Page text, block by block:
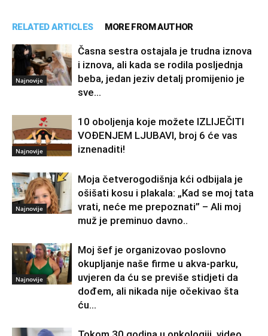
RELATED ARTICLES MORE FROM AUTHOR
Najnovije
Časna sestra ostajala je trudna iznova
i iznova, ali kada se rodila posljednja
beba, jedan jeziv detalj promijenio je
sve…
Najnovije
10 oboljenja koje možete IZLIJEČITI
VOĐENJEM LJUBAVI, broj 6 će vas
iznenaditi!
Najnovije
Moja četverogodišnja kći odbijala je
ošišati kosu i plakala: „Kad se moj tata
vrati, neće me prepoznati” – Ali moj
muž je preminuo davno.․
Najnovije
Moj šef je organizovao poslovno
okupljanje naše firme u akva-parku,
uvjeren da ću se previše stidjeti da
dođem, ali nikada nije očekivao šta
ću...